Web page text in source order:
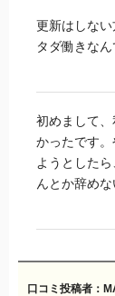
更新はしな
タダ働きなん
初めまして
かったです
ようとした
んとか辞め
口コミ投稿者：